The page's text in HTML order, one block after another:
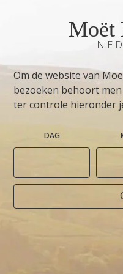
Moët
Om de website van
bezoeken behoort
ter controle hieronder
DAG